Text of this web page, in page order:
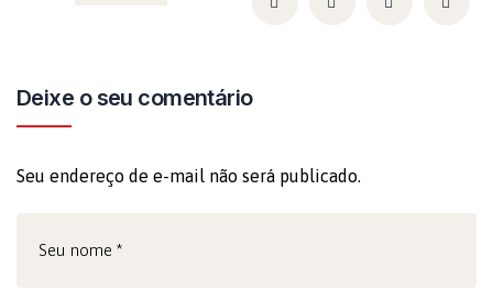
Deixe o seu comentário
Seu endereço de e-mail não será publicado.